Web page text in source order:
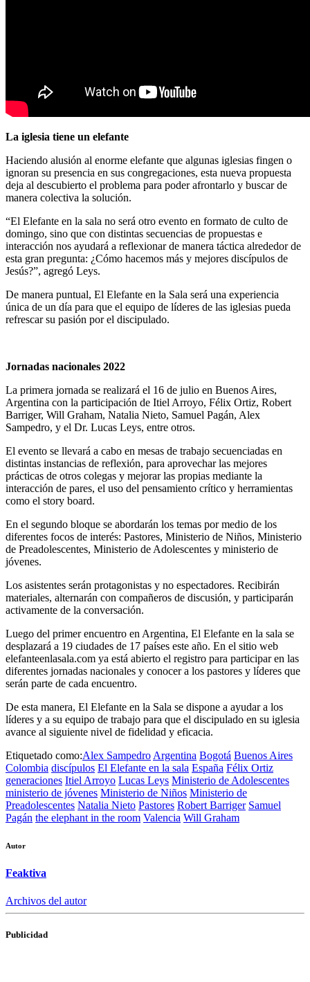
La iglesia tiene un elefante
Haciendo alusión al enorme elefante que algunas iglesias fingen o
ignoran su presencia en sus congregaciones, esta nueva propuesta
deja al descubierto el problema para poder afrontarlo y buscar de
manera colectiva la solución.
“El Elefante en la sala no será otro evento en formato de culto de
domingo, sino que con distintas secuencias de propuestas e
interacción nos ayudará a reflexionar de manera táctica alrededor de
esta gran pregunta: ¿Cómo hacemos más y mejores discípulos de
Jesús?”, agregó Leys.
De manera puntual, El Elefante en la Sala será una experiencia
única de un día para que el equipo de líderes de las iglesias pueda
refrescar su pasión por el discipulado.
Jornadas nacionales 2022
La primera jornada se realizará el 16 de julio en Buenos Aires,
Argentina con la participación de Itiel Arroyo, Félix Ortiz, Robert
Barriger, Will Graham, Natalia Nieto, Samuel Pagán, Alex
Sampedro, y el Dr. Lucas Leys, entre otros.
El evento se llevará a cabo en mesas de trabajo secuenciadas en
distintas instancias de reflexión, para aprovechar las mejores
prácticas de otros colegas y mejorar las propias mediante la
interacción de pares, el uso del pensamiento crítico y herramientas
como el story board.
En el segundo bloque se abordarán los temas por medio de los
diferentes focos de interés: Pastores, Ministerio de Niños, Ministerio
de Preadolescentes, Ministerio de Adolescentes y ministerio de
jóvenes.
Los asistentes serán protagonistas y no espectadores. Recibirán
materiales, alternarán con compañeros de discusión, y participarán
activamente de la conversación.
Luego del primer encuentro en Argentina, El Elefante en la sala se
desplazará a 19 ciudades de 17 países este año. En el sitio web
elefanteenlasala.com ya está abierto el registro para participar en las
diferentes jornadas nacionales y conocer a los pastores y líderes que
serán parte de cada encuentro.
De esta manera, El Elefante en la Sala se dispone a ayudar a los
líderes y a su equipo de trabajo para que el discipulado en su iglesia
avance al siguiente nivel de fidelidad y eficacia.
Etiquetado como:Alex SampedroArgentina Bogotá Buenos Aires
Colombia discípulos El Elefante en la sala España Félix Ortiz
generaciones Itiel Arroyo Lucas Leys Ministerio de Adolescentes
ministerio de jóvenes Ministerio de Niños Ministerio de
Preadolescentes Natalia Nieto Pastores Robert Barriger Samuel
Pagán the elephant in the room Valencia Will Graham
Autor
Feaktiva
Archivos del autor
Publicidad